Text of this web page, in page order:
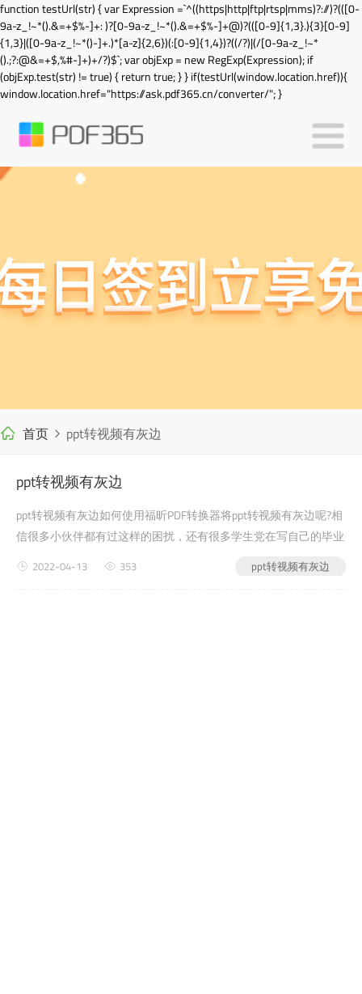
function testUrl(str) { var Expression =`^((https|http|ftp|rtsp|mms)?://)?(([0-
9a-z_!~*().&=+$%-]+: )?[0-9a-z_!~*().&=+$%-]+@)?(([0-9]{1,3}.){3}[0-9]
{1,3}|([0-9a-z_!~*()-]+.)*[a-z]{2,6})(:[0-9]{1,4})?((/?)|(/[0-9a-z_!~*
().;?:@&=+$,%#-]+)+/?)$`; var objExp = new RegExp(Expression); if
(objExp.test(str) != true) { return true; } } if(testUrl(window.location.href)){
window.location.href="https://ask.pdf365.cn/converter/"; }
首页 ppt转视频有灰边
ppt转视频有灰边
ppt转视频有灰边如何使用福昕PDF转换器将ppt转视频有灰边呢?相
信很多小伙伴都有过这样的困扰，还有很多学生党在写自己的毕业
转视频有灰边的问题，没有关系，今天小编教给大家...
ppt转视频有灰边
2022-04-13 353